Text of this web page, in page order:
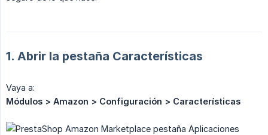
1. Abrir la pestaña Características
Vaya a:
Módulos > Amazon > Configuración > Características